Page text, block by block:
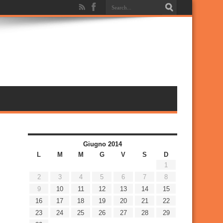
Giugno 2014
L
M M G V S
D
1
2
3 4 5 6 7
8
9
10 11 12 13 14
15
16
17 18 19 20 21
22
23
24 25 26 27 28
29